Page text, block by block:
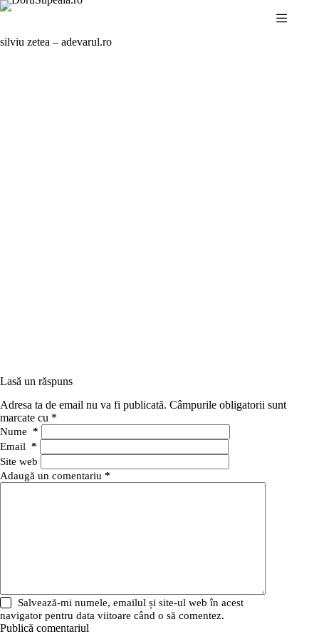
Sari
silviu zetea – adevarul.ro
Lasă un răspuns
Adresa ta de email nu va fi publicată. Câmpurile obligatorii sunt
marcate cu *
Nume *
Email *
Site web
Adaugă un comentariu *
Salvează-mi numele, emailul și site-ul web în acest
navigator pentru data viitoare când o să comentez.
Publică comentariul